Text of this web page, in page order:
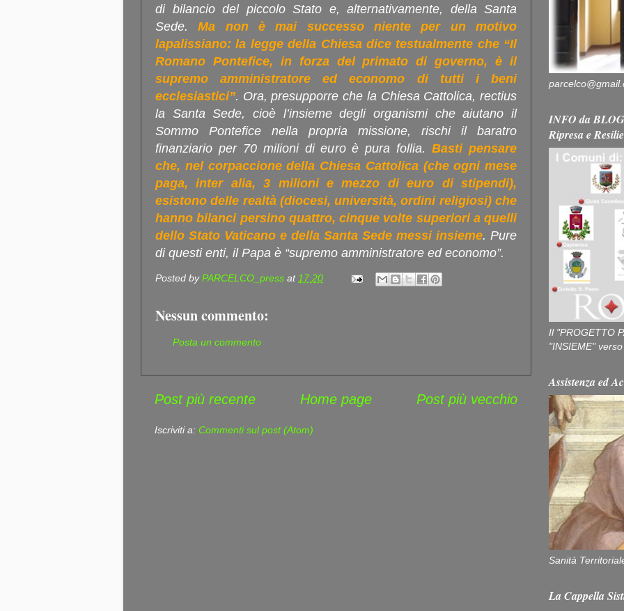
di bilancio del piccolo Stato e, alternativamente, della Santa
Sede.Ma non è mai successo niente per un motivo
lapalissiano: la legge della Chiesa dice testualmente che “Il
Romano Pontefice, in forza del primato di governo, è il
supremo amministratore ed economo di tutti i beni
ecclesiastici”. Ora, presupporre che la Chiesa Cattolica, rectius
la Santa Sede, cioè l’insieme degli organismi che aiutano il
Sommo Pontefice nella propria missione, rischi il baratro
finanziario per 70 milioni di euro è pura follia.Basti pensare
che, nel corpaccione della Chiesa Cattolica (che ogni mese
paga, inter alia, 3 milioni e mezzo di euro di stipendi),
esistono delle realtà (diocesi, università, ordini religiosi) che
hanno bilanci persino quattro, cinque volte superiori a quelli
dello Stato Vaticano e della Santa Sede messi insieme. Pure
di questi enti, il Papa è “supremo amministratore ed economo”.
Posted byPARCELCO_press at17:20
Nessun commento:
Posta un commento
Post più recente Post più vecchio
Home page
Iscriviti a: Commenti sul post (Atom)
INFO da
Ripresa e
Il "PROGETTO
"INSIEME"
Assistenza ed
Sanità
La Cappella